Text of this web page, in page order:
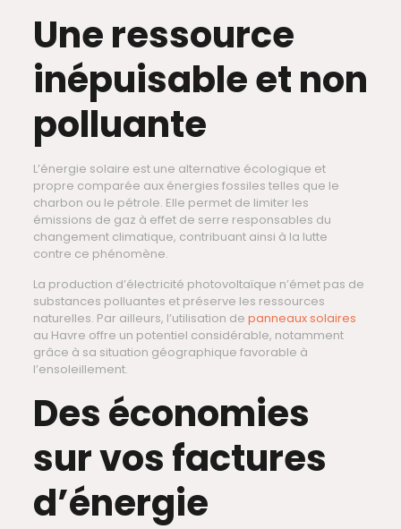
Une ressource
inépuisable et non
polluante
L’énergie solaire est une alternative écologique et
propre comparée aux énergies fossiles telles que le
charbon ou le pétrole. Elle permet de limiter les
émissions de gaz à effet de serre responsables du
changement climatique, contribuant ainsi à la lutte
contre ce phénomène.
La production d’électricité photovoltaïque n’émet pas de
substances polluantes et préserve les ressources
naturelles. Par ailleurs, l’utilisation de panneaux solaires
au Havre offre un potentiel considérable, notamment
grâce à sa situation géographique favorable à
l’ensoleillement.
Des économies
sur vos factures
d’énergie